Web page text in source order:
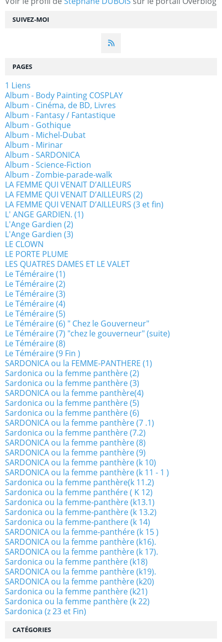
SUIVEZ-MOI
PAGES
1 Liens
Album - Body Painting COSPLAY
Album - Cinéma, de BD, Livres
Album - Fantasy / Fantastique
Album - Gothique
Album - Michel-Dubat
Album - Mirinar
Album - SARDONICA
Album - Science-Fiction
Album - Zombie-parade-walk
LA FEMME QUI VENAIT D’AILLEURS
LA FEMME QUI VENAIT D’AILLEURS (2)
LA FEMME QUI VENAIT D’AILLEURS (3 et fin)
L' ANGE GARDIEN. (1)
L'Ange Gardien (2)
L'Ange Gardien (3)
LE CLOWN
LE PORTE PLUME
LES QUATRES DAMES ET LE VALET
Le Téméraire (1)
Le Téméraire (2)
Le Téméraire (3)
Le Téméraire (4)
Le Téméraire (5)
Le Téméraire (6) " Chez le Gouverneur"
Le Téméraire (7) "chez le gouverneur" (suite)
Le Téméraire (8)
Le Téméraire (9 Fin )
SARDONICA ou la FEMME-PANTHERE (1)
Sardonica ou la femme panthère (2)
Sardonica ou la femme panthère (3)
SARDONICA ou la femme panthère(4)
Sardonica ou la femme panthère (5)
Sardonica ou la femme panthère (6)
SARDONICA ou la femme panthère (7 .1)
Sardonica ou la femme panthère (7.2)
SARDONICA ou la femme panthère (8)
SARDONICA ou la femme panthère (9)
SARDONICA ou la femme panthère (k 10)
SARDONICA ou la femme panthère (k 11 - 1 )
Sardonica ou la femme panthère(k 11.2)
Sardonica ou la femme panthére ( K 12)
Sardonica ou la femme-panthère (k13.1)
Sardonica ou la femme-panthère (k 13.2)
Sardonica ou la femme-panthere (k 14)
SARDONICA ou la femme-panthére (k 15 )
SARDONICA ou la femme panthère (k16).
SARDONICA ou la femme panthère (k 17).
Sardonica ou la femme panthère (k18)
SARDONICA ou la femme panthère (k19).
SARDONICA ou la femme panthère (k20)
Sardonica ou la femme panthère (k21)
Sardonica ou la femme panthère (k 22)
Sardonica (z 23 et Fin)
CATÉGORIES